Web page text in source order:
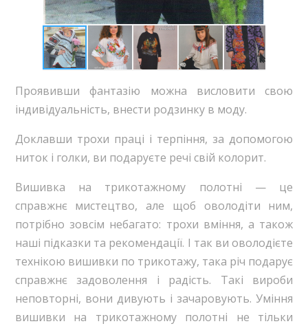
Проявивши фантазію можна висловити свою
індивідуальність, внести родзинку в моду.
Доклавши трохи праці і терпіння, за допомогою
ниток і голки, ви подаруєте речі свій колорит.
Вишивка на трикотажному полотні — це
справжнє мистецтво, але щоб оволодіти ним,
потрібно зовсім небагато: трохи вміння, а також
наші підказки та рекомендації. І так ви оволодієте
технікою вишивки по трикотажу, така річ подарує
справжнє задоволення і радість. Такі вироби
неповторні, вони дивують і зачаровують. Уміння
вишивки на трикотажному полотні не тільки